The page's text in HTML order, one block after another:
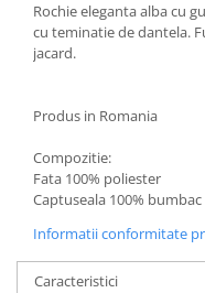
Rochie eleganta alba cu
cu teminatie de dantela.
jacard.
Produs in Romania
Compozitie:
Fata 100% poliester
Captuseala 100% bumbac
Informatii conformitate
Caracteristici